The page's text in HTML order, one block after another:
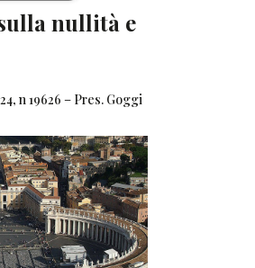
nullità e
n 19626 – Pres. Goggi